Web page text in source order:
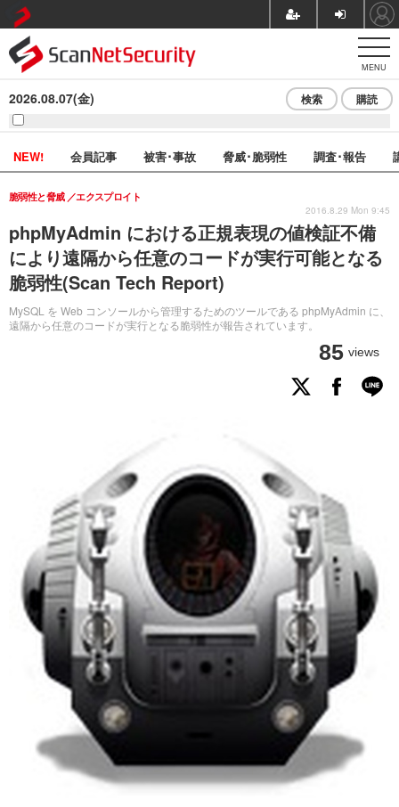
MENU
2026.08.07(金) 検索 購読
NEW! 会員記事 被害･事故 脅威･脆弱性 調査･報告
phpMyAdmin における正規表現の値検証不備
により遠隔から任意のコードが実行可能となる
脆弱性(Scan Tech Report)
MySQL を Web コンソールから管理するためのツールである phpMyAdmin に、
遠隔から任意のコードが実行となる脆弱性が報告されています。
脆弱性と脅威 エクスプロイト
85 views
2016.8.29 Mon 9:45